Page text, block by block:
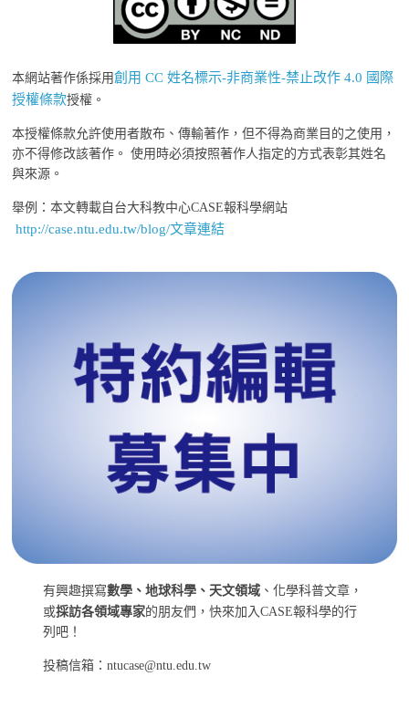
本網站著作係採用創用 CC 姓名標示-非商業性-禁止改作 4.0 國際
授權條款授權。
本授權條款允許使用者散布、傳輸著作，但不得為商業目的之使用，
亦不得修改該著作。 使用時必須按照著作人指定的方式表彰其姓名
與來源。
舉例：本文轉載自台大科教中心CASE報科學網站
http://case.ntu.edu.tw/blog/文章連結
有興趣撰寫數學、地球科學、天文領域 、化學科普文章，
或採訪各領域專家的朋友們，快來加入CASE報科學的行
列吧！
投稿信箱：ntucase@ntu.edu.tw